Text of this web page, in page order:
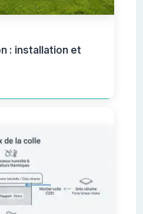
: installation et